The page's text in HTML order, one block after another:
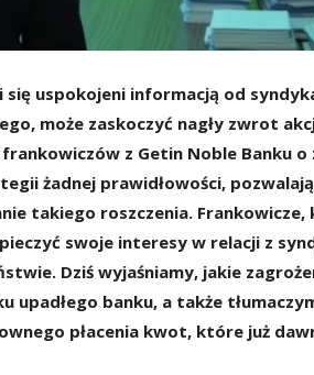
uspokojeni informacją od
może zaskoczyć nagły zwrot
frankowiczów z Getin Noble Banku
żadnej prawidłowości,
takiego roszczenia.
swoje interesy w relacji z
Dziś wyjaśniamy, jakie
banku, a także
płacenia kwot, które już